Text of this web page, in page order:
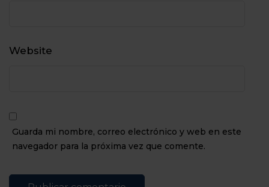
Website
Guarda mi nombre, correo electrónico y web en este
navegador para la próxima vez que comente.